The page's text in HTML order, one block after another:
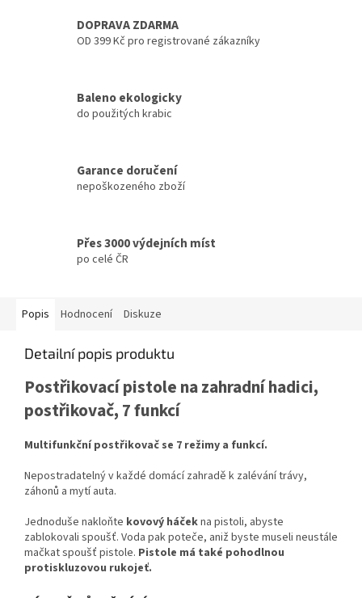
DOPRAVA ZDARMA
OD 399 Kč pro registrované zákazníky
Baleno ekologicky
do použitých krabic
Garance doručení
nepoškozeného zboží
Přes 3000 výdejních míst
po celé ČR
Popis Hodnocení Diskuze
Detailní popis produktu
Postřikovací pistole na zahradní hadici,
postřikovač, 7 funkcí
Multifunkční postřikovač se 7 režimy a funkcí.
Nepostradatelný v každé domácí zahradě k zalévání trávy,
záhonů a mytí auta.
Jednoduše nakloňte kovový háčekna pistoli, abyste
zablokovali spoušť. Voda pak poteče, aniž byste museli neustále
mačkat spoušť pistole. Pistole má také pohodlnou
protiskluzovou rukojeť.